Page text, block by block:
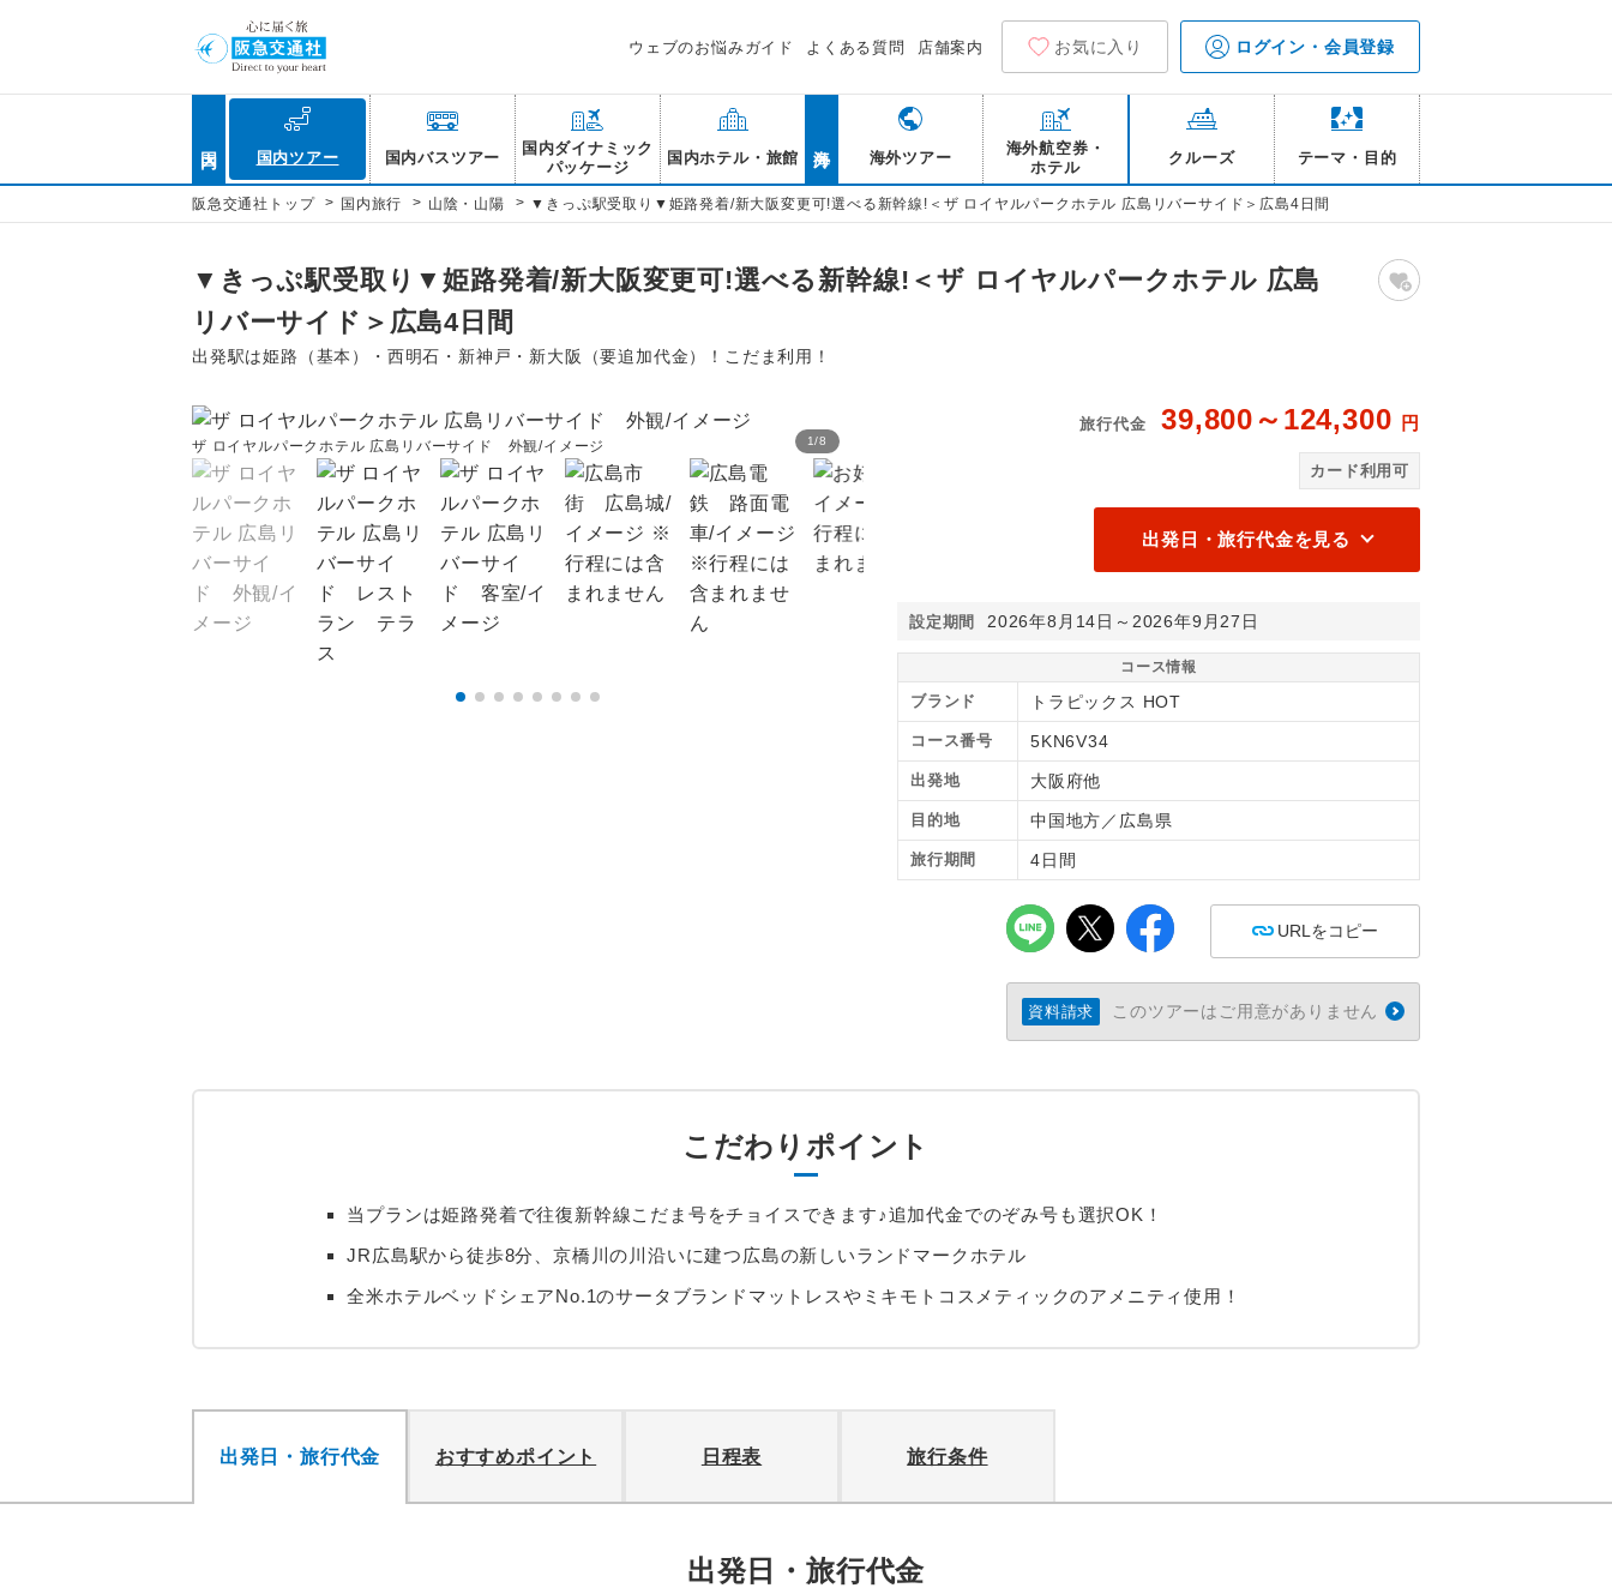
ウェブのお悩みガイド よくある質問 店舗案内 お気に入り ログイン・会員登録
国内ツアー 国内バスツアー
国内ダイナミック
パッケージ
国内ホテル・旅館 海外ツアー
海外航空券・
ホテル
クルーズ テーマ・目的
阪急交通社トップ > 国内旅行 > 山陰・山陽 > ▼きっぷ駅受取り▼姫路発着/新大阪変更可!選べる新幹線!＜ザ ロイヤルパークホテル 広島リバーサイド＞広島4日間
▼きっぷ駅受取り▼姫路発着/新大阪変更可!選べる新幹線!＜ザ ロイヤルパークホテル 広島
リバーサイド＞広島4日間
出発駅は姫路（基本）・西明石・新神戸・新大阪（要追加代金）！こだま利用！
1/8
ザ ロイヤルパークホテル 広島リバーサイド 外観/イメージ
旅行代金 39,800～124,300 円
カード利用可
出発日・旅行代金を見る
設定期間 2026年8月14日～2026年9月27日
コース情報
ブランド トラピックス HOT
コース番号 5KN6V34
出発地 大阪府他
目的地 中国地方／広島県
旅行期間 4日間
URLをコピー
資料請求 このツアーはご用意がありません
こだわりポイント
当プランは姫路発着で往復新幹線こだま号をチョイスできます♪追加代金でのぞみ号も選択OK！
JR広島駅から徒歩8分、京橋川の川沿いに建つ広島の新しいランドマークホテル
全米ホテルベッドシェアNo.1のサータブランドマットレスやミキモトコスメティックのアメニティ使用！
出発日・旅行代金 おすすめポイント 日程表 旅行条件
出発日・旅行代金